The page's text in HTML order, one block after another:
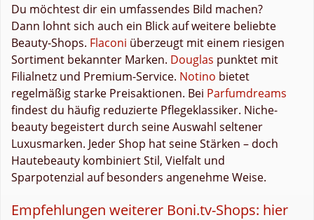
Du möchtest dir ein umfassendes Bild machen?
Dann lohnt sich auch ein Blick auf weitere beliebte
Beauty-Shops. Flaconi überzeugt mit einem riesigen
Sortiment bekannter Marken. Douglas punktet mit
Filialnetz und Premium-Service. Notino bietet
regelmäßig starke Preisaktionen. Bei Parfumdreams
findest du häufig reduzierte Pflegeklassiker. Niche-
beauty begeistert durch seine Auswahl seltener
Luxusmarken. Jeder Shop hat seine Stärken – doch
Hautebeauty kombiniert Stil, Vielfalt und
Sparpotenzial auf besonders angenehme Weise.
Empfehlungen weiterer Boni.tv-Shops: hier